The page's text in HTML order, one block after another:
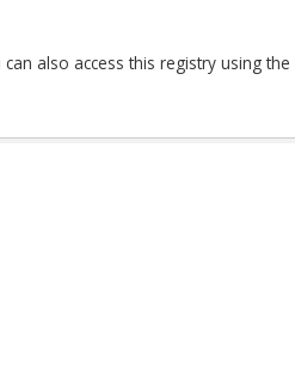
can also access this registry using the